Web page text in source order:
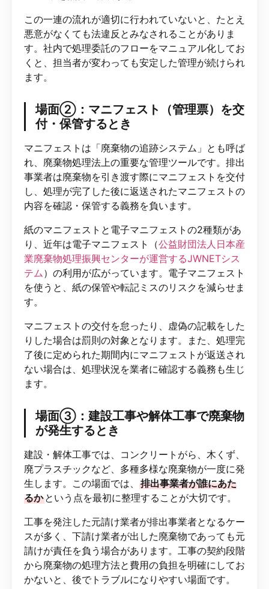
この一連の流れが適切に行われていないと、たとえ
悪意がなくても法違反とみなされることがありま
す。社内で処理委託のフローをマニュアル化してお
くと、担当者が変わっても安定した管理が続けられ
ます。
場面②：マニフェスト（管理票）を交
付・保管するとき
マニフェストは「廃棄物の追跡システム」とも呼ば
れ、廃棄物処理法上の重要な管理ツールです。排出
事業者は廃棄物を引き渡す際にマニフェストを交付
し、処理が完了した後に返送されたマニフェストの
内容を確認・保管する義務を負います。
紙のマニフェストと電子マニフェストの2種類があ
り、近年は電子マニフェスト（公益財団法人日本産
業廃棄物処理振興センターが運営するJWNETシス
テム）の利用が広がっています。電子マニフェスト
を使うと、紙の保管や転記ミスのリスクを減らせま
す。
マニフェストの交付を怠ったり、虚偽の記載をした
りした場合は罰則の対象となります。また、処理完
了後に定められた期間内にマニフェストが返送され
ない場合は、処理状況を業者に確認する義務も生じ
ます。
場面③：建設工事や解体工事で廃棄物
が発生するとき
建設・解体工事では、コンクリートがら、木くず、
廃プラスチックなど、多種多様な廃棄物が一度に発
生します。この場面では、 排出事業者が誰にあた
るか という点を最初に整理することが大切です。
工事を発注した元請け業者が排出事業者となるケー
スが多く、下請け業者が出した廃棄物であっても元
請けが責任を負う場合があります。工事の契約段階
から廃棄物の処理方法と費用の負担を明確にしてお
かないと、後でトラブルになりやすい場面です。